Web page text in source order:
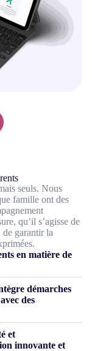
seuls. Nous
famille ont des
qu’il s’agisse de
de garantir la
en matière de
démarches
des
et
innovante et